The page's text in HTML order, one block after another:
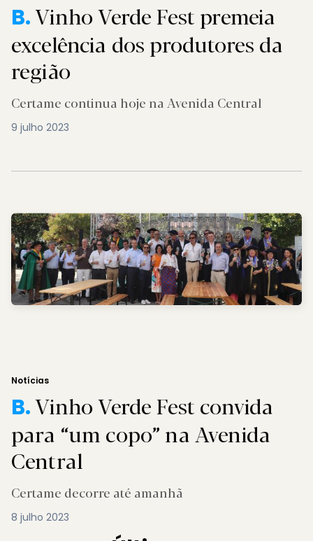
B.Vinho Verde Fest premeia
excelência dos produtores da
região
Certame continua hoje na Avenida Central
9 julho 2023
Notícias
B.Vinho Verde Fest convida
para “um copo” na Avenida
Central
Certame decorre até amanhã
8 julho 2023